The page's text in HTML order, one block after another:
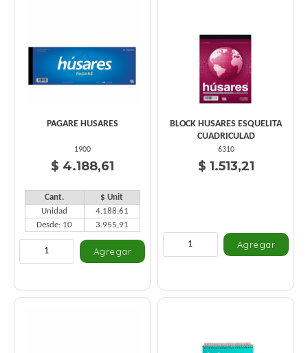
PAGARE HUSARES
1900
$ 4.188,61
Cant.
$ Unit
Unidad
4.188,61
Desde: 10
3.955,91
BLOCK HUSARES ESQUELITA
CUADRICULAD
6310
$ 1.513,21